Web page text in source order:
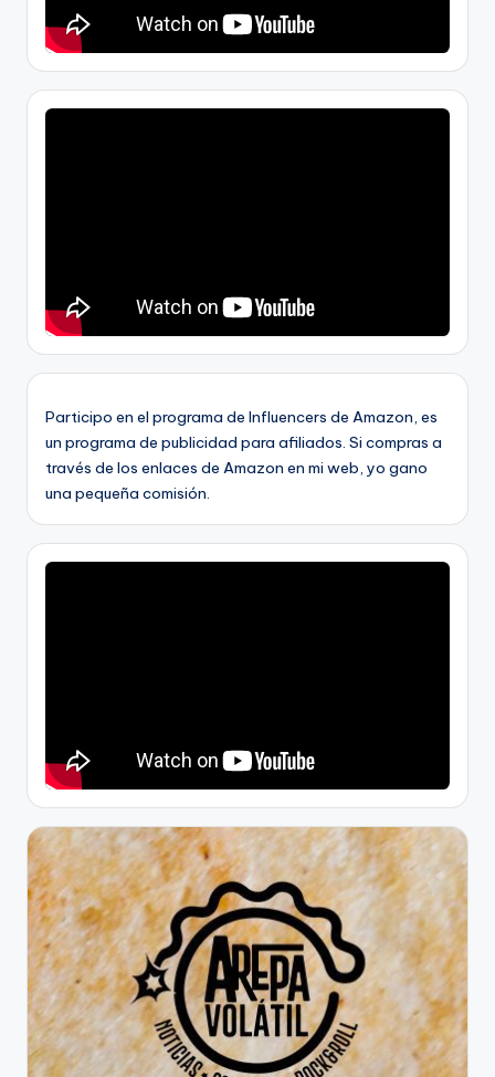
Participo en el programa de Influencers de Amazon, es
un programa de publicidad para afiliados. Si compras a
través de los enlaces de Amazon en mi web, yo gano
una pequeña comisión.